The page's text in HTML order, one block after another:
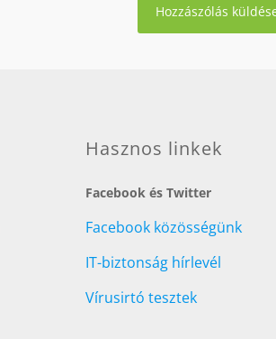
Hasznos linkek
Facebook és Twitter
Facebook közösségünk
IT-biztonság hírlevél
Vírusirtó tesztek